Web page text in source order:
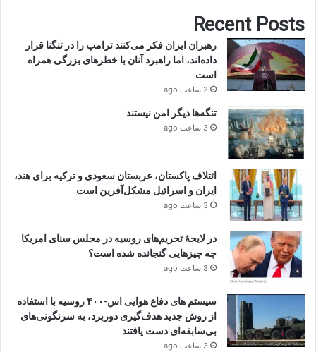
Recent Posts
رهبران ایران فکر می‌کنند ترامپ را در تنگنا قرار
داده‌اند، اما راهبرد آنان با خطرهای بزرگی همراه
است
2 ساعت ago
تنگه‌ها دیگر امن نیستند
3 ساعت ago
ائتلاف پاکستان، عربستان سعودی و ترکیه برای هند،
ایران و اسرائیل مشکل‌آفرین است
3 ساعت ago
در لایحهٔ تحریم‌های روسیه در مجلس سنای امریکا
چه چیزهایی گنجانده شده است؟
3 ساعت ago
سیستم ‌های دفاع هوایی اس-۴۰۰ روسیه با استفاده
از روش جدید هدف‌گیری دوربرد، به سرنگونی‌های
بی‌سابقه‌ای دست یافتند
3 ساعت ago